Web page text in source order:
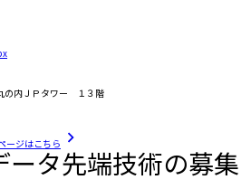
の内ＪＰタワー １３階
ージはこちら
ータ先端技術の募集